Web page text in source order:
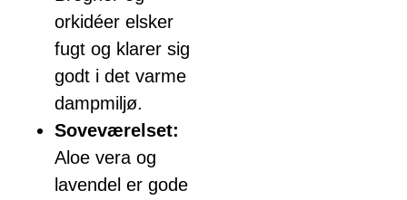
orkidéer elsker
fugt og klarer sig
godt i det varme
dampmiljø.
Soveværelset:
Aloe vera og
lavendel er gode